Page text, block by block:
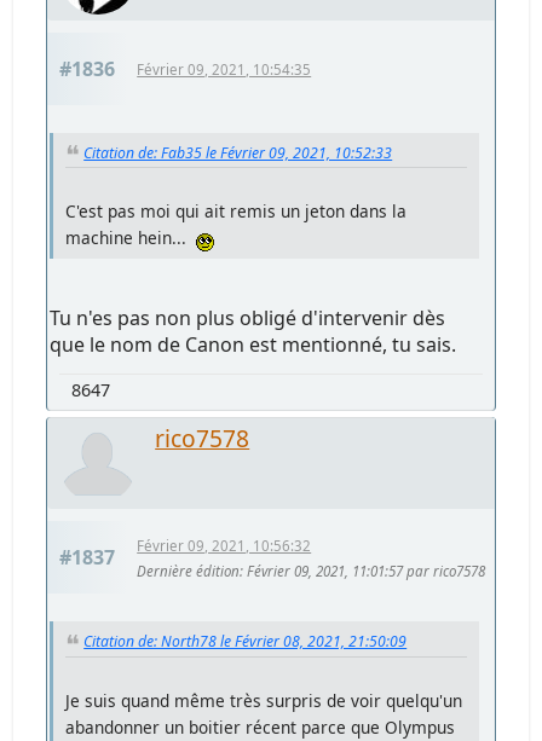
#1836 Février 09, 2021, 10:54:35
Citation de: Fab35 le Février 09, 2021, 10:52:33
C'est pas moi qui ait remis un jeton dans la
machine hein...
Tu n'es pas non plus obligé d'intervenir dès
que le nom de Canon est mentionné, tu sais.
8647
rico7578
#1837
Février 09, 2021, 10:56:32
Dernière édition: Février 09, 2021, 11:01:57 par rico7578
Citation de: North78 le Février 08, 2021, 21:50:09
Je suis quand même très surpris de voir quelqu'un
abandonner un boitier récent parce que Olympus